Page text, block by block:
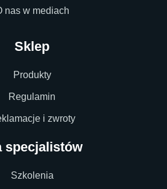
nas w mediach
Sklep
Produkty
Regulamin
i zwroty
specjalistów
Szkolenia